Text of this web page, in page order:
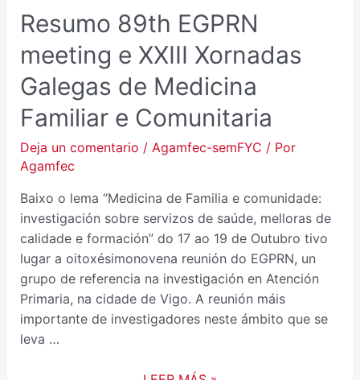
Resumo 89th EGPRN
meeting e XXIII Xornadas
Galegas de Medicina
Familiar e Comunitaria
Deja un comentario / Agamfec-semFYC / Por
Agamfec
Baixo o lema “Medicina de Familia e comunidade:
investigación sobre servizos de saúde, melloras de
calidade e formación” do 17 ao 19 de Outubro tivo
lugar a oitoxésimonovena reunión do EGPRN, un
grupo de referencia na investigación en Atención
Primaria, na cidade de Vigo. A reunión máis
importante de investigadores neste ámbito que se
leva …
XORNADAS
GALEGAS
DE
FAMILIAR
E
COMUNITARIA